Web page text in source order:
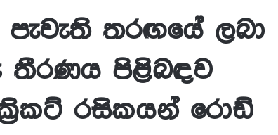
තරඟයේ ලබා
තීරණය පිළිබඳව
රසිකයන් රොඩ්